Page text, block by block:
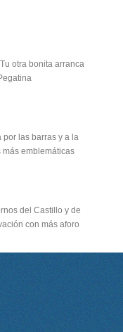
otra bonita arranca
las barras y a la
emblemáticas
del Castillo y de
con más aforo